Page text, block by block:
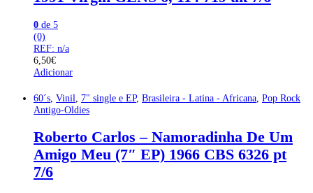
0 de 5
(0)
REF: n/a
6,50€
Adicionar
60´s Vinil 7" single e EP, Brasileira - Latina - Africana Pop Rock
Antigo-Oldies
Roberto Carlos – Namoradinha De Um
Amigo Meu (7″ EP) 1966 CBS 6326 pt
7/6